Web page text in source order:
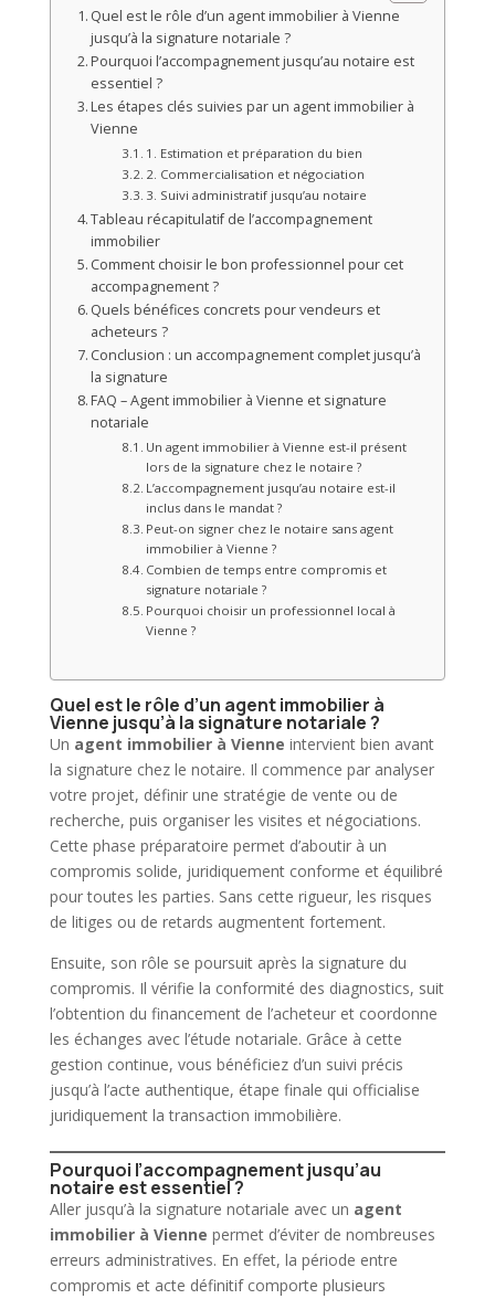
Quel est le rôle d’un agent immobilier à Vienne
jusqu’à la signature notariale ?
Pourquoi l’accompagnement jusqu’au notaire est
essentiel ?
Les étapes clés suivies par un agent immobilier à
Vienne
1. Estimation et préparation du bien
2. Commercialisation et négociation
3. Suivi administratif jusqu’au notaire
Tableau récapitulatif de l’accompagnement
immobilier
Comment choisir le bon professionnel pour cet
accompagnement ?
Quels bénéfices concrets pour vendeurs et
acheteurs ?
Conclusion : un accompagnement complet jusqu’à
la signature
FAQ – Agent immobilier à Vienne et signature
notariale
Un agent immobilier à Vienne est-il présent
lors de la signature chez le notaire ?
L’accompagnement jusqu’au notaire est-il
inclus dans le mandat ?
Peut-on signer chez le notaire sans agent
immobilier à Vienne ?
Combien de temps entre compromis et
signature notariale ?
Pourquoi choisir un professionnel local à
Vienne ?
Quel est le rôle d’un agent immobilier à
Vienne jusqu’à la signature notariale ?
Un agent immobilierà Vienne intervient bien avant
la signature chez le notaire. Il commence par analyser
votre projet, définir une stratégie de vente ou de
recherche, puis organiser les visites et négociations.
Cette phase préparatoire permet d’aboutir à un
compromis solide, juridiquement conforme et équilibré
pour toutes les parties. Sans cette rigueur, les risques
de litiges ou de retards augmentent fortement.
Ensuite, son rôle se poursuit après la signature du
compromis. Il vérifie la conformité des diagnostics, suit
l’obtention du financementde l’acheteur et coordonne
les échanges avec l’étude notariale. Grâce à cette
gestion continue, vous bénéficiez d’un suivi précis
jusqu’à l’acte authentique, étape finale qui officialise
juridiquement la transaction immobilière.
Pourquoi l’accompagnement jusqu’au
notaire est essentiel ?
Aller jusqu’à la signature notariale avec un agent
immobilierà Vienne permet d’éviter de nombreuses
erreurs administratives. En effet, la période entre
compromis et acte définitif comporte plusieurs